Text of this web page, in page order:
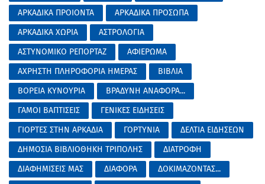
ΑΡΚΑΔΙΚΑ ΠΡΟΙΟΝΤΑ
ΑΡΚΑΔΙΚΑ ΠΡΟΣΩΠΑ
ΑΡΚΑΔΙΚΑ ΧΩΡΙΑ
ΑΣΤΡΟΛΟΓΙΑ
ΑΣΤΥΝΟΜΙΚΟ ΡΕΠΟΡΤΑΖ
ΑΦΙΕΡΩΜΑ
ΑΧΡΗΣΤΗ ΠΛΗΡΟΦΟΡΙΑ ΗΜΕΡΑΣ
ΒΙΒΛΙΑ
ΒΟΡΕΙΑ ΚΥΝΟΥΡΙΑ
ΒΡΑΔΥΝΗ ΑΝΑΦΟΡΑ...
ΓΑΜΟΙ ΒΑΠΤΙΣΕΙΣ
ΓΕΝΙΚΕΣ ΕΙΔΗΣΕΙΣ
ΓΙΟΡΤΕΣ ΣΤΗΝ ΑΡΚΑΔΙΑ
ΓΟΡΤΥΝΙΑ
ΔΕΛΤΙΑ ΕΙΔΗΣΕΩΝ
ΔΗΜΟΣΙΑ ΒΙΒΛΙΟΘΗΚΗ ΤΡΙΠΟΛΗΣ
ΔΙΑΤΡΟΦΗ
ΔΙΑΦΗΜΙΣΕΙΣ ΜΑΣ
ΔΙΑΦΟΡΑ
ΔΟΚΙΜΑΖΟΝΤΑΣ...